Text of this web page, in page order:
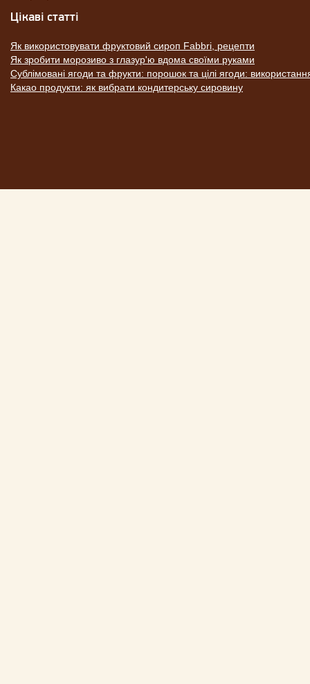
Цікаві статті
Як використовувати фруктовий сироп Fabbri, рецепти
Як зробити морозиво з глазур'ю вдома своїми руками
Сублімовані ягоди та фрукти: порошок та цілі ягоди:
Какао продукти: як вибрати кондитерську сировину